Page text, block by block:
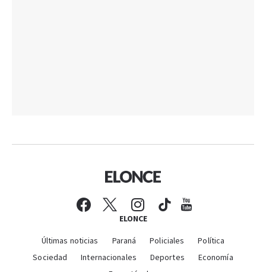
ELONCE
Últimas noticias Paraná Policiales
Política
Sociedad
Internacionales Deportes
Economía